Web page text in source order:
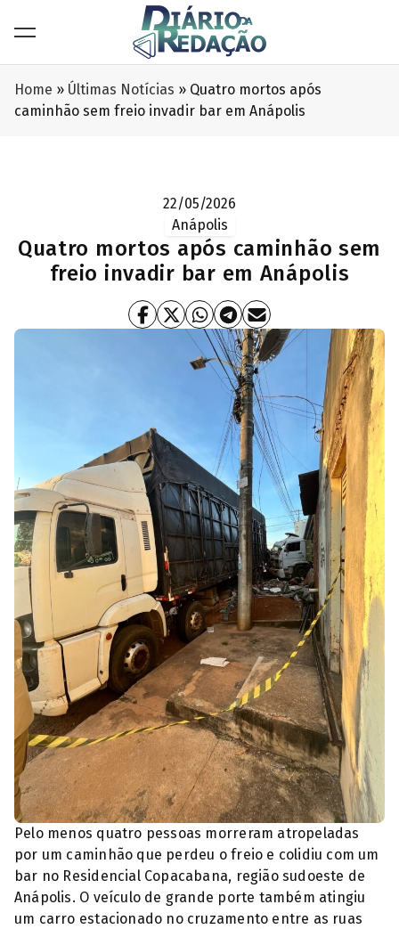
Home » Últimas Notícias » Quatro mortos após
caminhão sem freio invadir bar em Anápolis
22/05/2026
Anápolis
Quatro mortos após caminhão sem
freio invadir bar em Anápolis
Pelo menos quatro pessoas morreram atropeladas
por um caminhão que perdeu o freio e colidiu com um
bar no Residencial Copacabana, região sudoeste de
Anápolis. O veículo de grande porte também atingiu
um carro estacionado no cruzamento entre as ruas